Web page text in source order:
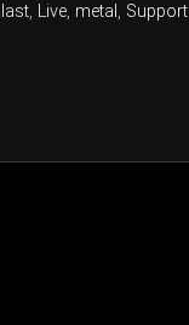
, Live, metal , Support